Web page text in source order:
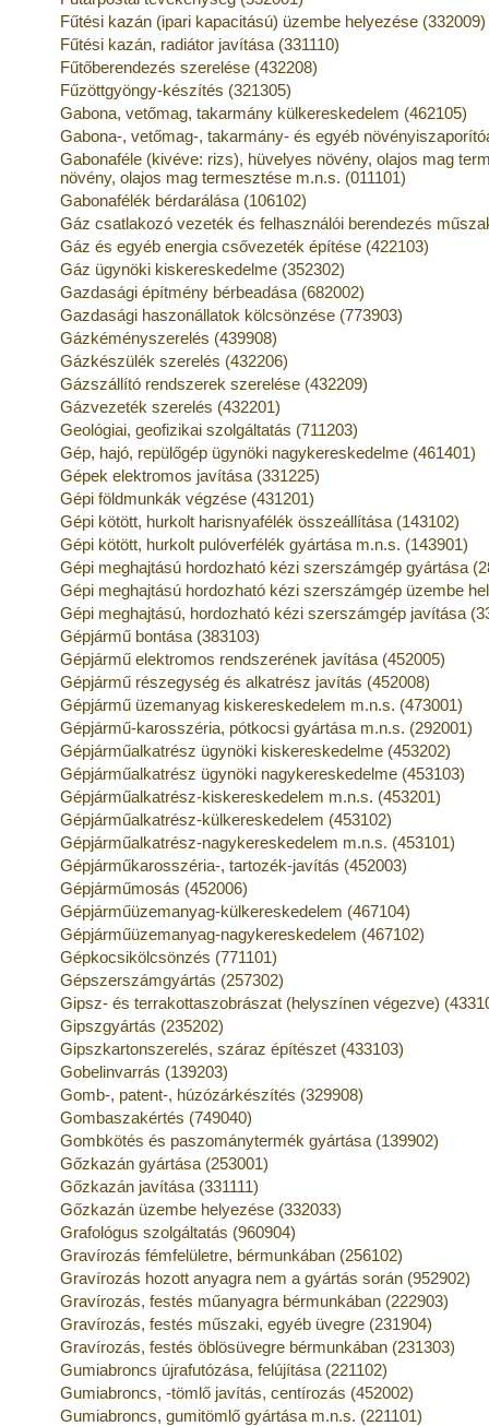
Fűtési kazán (ipari kapacitású) üzembe helyezése (332009)
Fűtési kazán, radiátor javítása (331110)
Fűtőberendezés szerelése (432208)
Fűzöttgyöngy-készítés (321305)
Gabona, vetőmag, takarmány külkereskedelem (462105)
Gabona-, vetőmag-, takarmány- és egyéb
Gabonaféle (kivéve: rizs), hüvelyes növény, olajos mag
növény, olajos mag termesztése m.n.s. (011101)
Gabonafélék bérdarálása (106102)
Gáz csatlakozó vezeték és felhasználói berendezés
Gáz és egyéb energia csővezeték építése (422103)
Gáz ügynöki kiskereskedelme (352302)
Gazdasági építmény bérbeadása (682002)
Gazdasági haszonállatok kölcsönzése (773903)
Gázkéményszerelés (439908)
Gázkészülék szerelés (432206)
Gázszállító rendszerek szerelése (432209)
Gázvezeték szerelés (432201)
Geológiai, geofizikai szolgáltatás (711203)
Gép, hajó, repülőgép ügynöki nagykereskedelme (461401)
Gépek elektromos javítása (331225)
Gépi földmunkák végzése (431201)
Gépi kötött, hurkolt harisnyafélék összeállítása (143102)
Gépi kötött, hurkolt pulóverfélék gyártása m.n.s. (143901)
Gépi meghajtású hordozható kézi szerszámgép gyártása
Gépi meghajtású hordozható kézi szerszámgép üzembe
Gépi meghajtású, hordozható kézi szerszámgép javítása
Gépjármű bontása (383103)
Gépjármű elektromos rendszerének javítása (452005)
Gépjármű részegység és alkatrész javítás (452008)
Gépjármű üzemanyag kiskereskedelem m.n.s. (473001)
Gépjármű-karosszéria, pótkocsi gyártása m.n.s. (292001)
Gépjárműalkatrész ügynöki kiskereskedelme (453202)
Gépjárműalkatrész ügynöki nagykereskedelme (453103)
Gépjárműalkatrész-kiskereskedelem m.n.s. (453201)
Gépjárműalkatrész-külkereskedelem (453102)
Gépjárműalkatrész-nagykereskedelem m.n.s. (453101)
Gépjárműkarosszéria-, tartozék-javítás (452003)
Gépjárműmosás (452006)
Gépjárműüzemanyag-külkereskedelem (467104)
Gépjárműüzemanyag-nagykereskedelem (467102)
Gépkocsikölcsönzés (771101)
Gépszerszámgyártás (257302)
Gipsz- és terrakottaszobrászat (helyszínen végezve)
Gipszgyártás (235202)
Gipszkartonszerelés, száraz építészet (433103)
Gobelinvarrás (139203)
Gomb-, patent-, húzózárkészítés (329908)
Gombaszakértés (749040)
Gombkötés és paszománytermék gyártása (139902)
Gőzkazán gyártása (253001)
Gőzkazán javítása (331111)
Gőzkazán üzembe helyezése (332033)
Grafológus szolgáltatás (960904)
Gravírozás fémfelületre, bérmunkában (256102)
Gravírozás hozott anyagra nem a gyártás során (952902)
Gravírozás, festés műanyagra bérmunkában (222903)
Gravírozás, festés műszaki, egyéb üvegre (231904)
Gravírozás, festés öblösüvegre bérmunkában (231303)
Gumiabroncs újrafutózása, felújítása (221102)
Gumiabroncs, -tömlő javítás, centírozás (452002)
Gumiabroncs, gumitömlő gyártása m.n.s. (221101)